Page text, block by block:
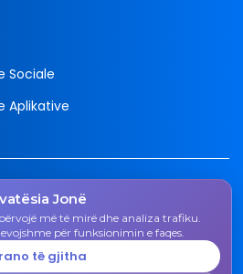
Jonë
më të mirë dhe analiza trafiku.
për funksionimin e faqes.
të gjitha
Sociale
Aplikative